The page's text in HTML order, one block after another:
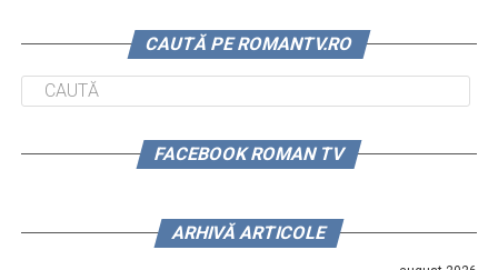
CAUTĂ PE ROMANTV.RO
FACEBOOK ROMAN TV
ARHIVĂ ARTICOLE